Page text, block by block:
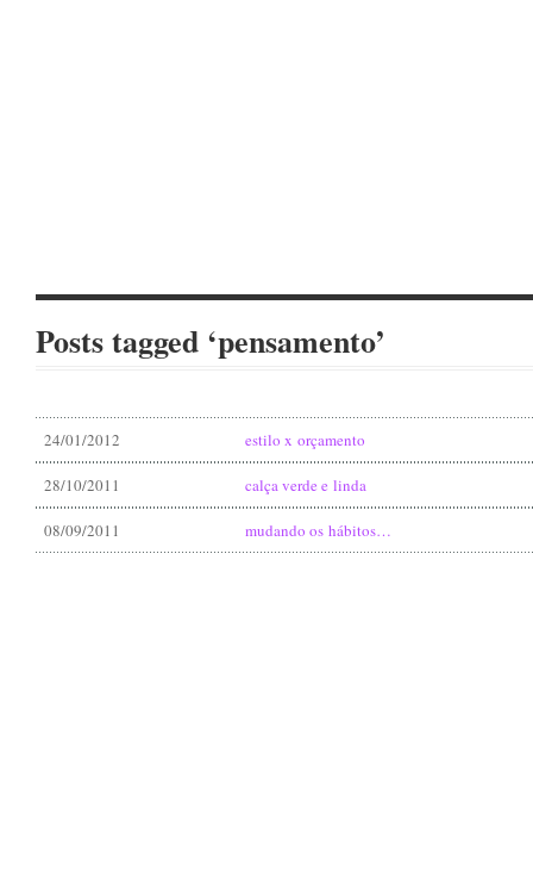
Posts tagged ‘pensamento’
24/01/2012 estilo x orçamento
28/10/2011 calça verde e linda
08/09/2011 mudando os hábitos…